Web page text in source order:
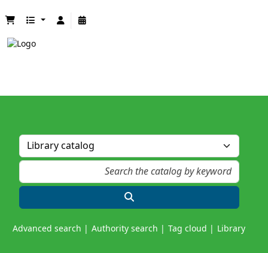
Advanced search Authority search Tag cloud Library